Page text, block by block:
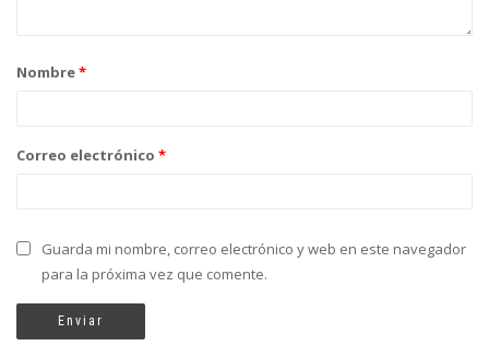
Nombre*
Correo electrónico *
Guarda mi nombre, correo electrónico y web en este navegador
para la próxima vez que comente.